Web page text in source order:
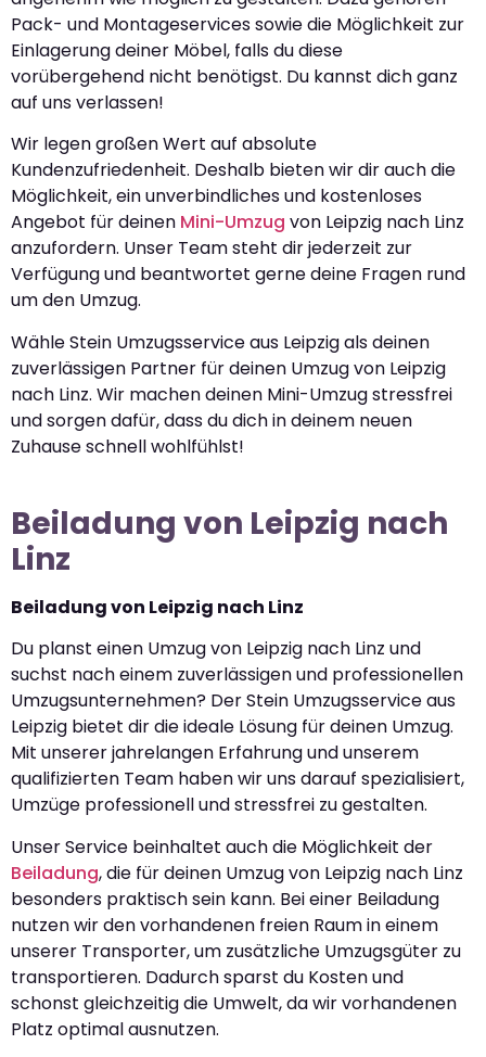
Pack- und Montageservices sowie die Möglichkeit zur
Einlagerung deiner Möbel, falls du diese
vorübergehend nicht benötigst. Du kannst dich ganz
auf uns verlassen!
Wir legen großen Wert auf absolute
Kundenzufriedenheit. Deshalb bieten wir dir auch die
Möglichkeit, ein unverbindliches und kostenloses
Angebot für deinen Mini-Umzug von Leipzig nach Linz
anzufordern. Unser Team steht dir jederzeit zur
Verfügung und beantwortet gerne deine Fragen rund
um den Umzug.
Wähle Stein Umzugsservice aus Leipzig als deinen
zuverlässigen Partner für deinen Umzug von Leipzig
nach Linz. Wir machen deinen Mini-Umzug stressfrei
und sorgen dafür, dass du dich in deinem neuen
Zuhause schnell wohlfühlst!
Beiladung von Leipzig nach
Linz
Beiladung von Leipzig nach Linz
Du planst einen Umzug von Leipzig nach Linz und
suchst nach einem zuverlässigen und professionellen
Umzugsunternehmen? Der Stein Umzugsservice aus
Leipzig bietet dir die ideale Lösung für deinen Umzug.
Mit unserer jahrelangen Erfahrung und unserem
qualifizierten Team haben wir uns darauf spezialisiert,
Umzüge professionell und stressfrei zu gestalten.
Unser Service beinhaltet auch die Möglichkeit der
Beiladung, die für deinen Umzug von Leipzig nach Linz
besonders praktisch sein kann. Bei einer Beiladung
nutzen wir den vorhandenen freien Raum in einem
unserer Transporter, um zusätzliche Umzugsgüter zu
transportieren. Dadurch sparst du Kosten und
schonst gleichzeitig die Umwelt, da wir vorhandenen
Platz optimal ausnutzen.